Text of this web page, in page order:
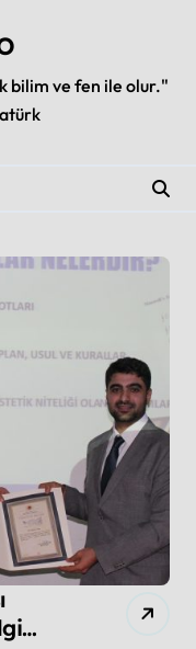
bilim ve fen ile olur."